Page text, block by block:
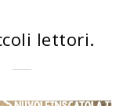
lettori.